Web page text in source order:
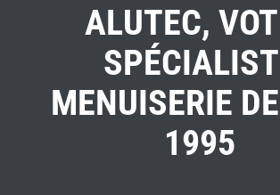
ALUTEC,
MENUISERIE
1995